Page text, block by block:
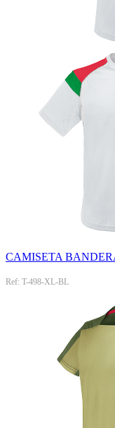
CAMISETA
Ref: T-498-XL-BL